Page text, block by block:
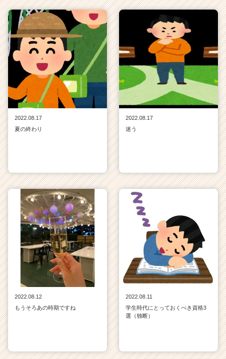
2022.08.17
夏の終わり
2022.08.17
迷う
2022.08.12
もうそろあの時期ですね
2022.08.11
学生時代にとっておくべき資格3
選（独断）